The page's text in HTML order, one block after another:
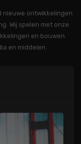
nieuwe ontwikkelingen
Wij spelen met onze
en bouwen
en middelen.